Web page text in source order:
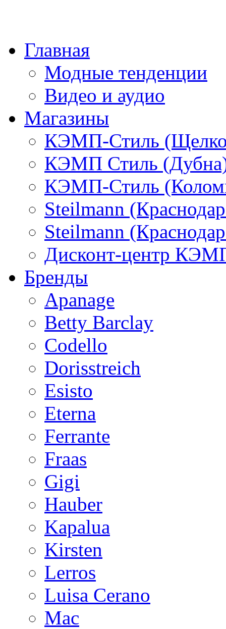
Главная
Модные тенденции
Видео и аудио
Магазины
КЭМП-Стиль
КЭМП Стиль
КЭМП-Стиль
Steilmann
Steilmann
Дисконт-центр
Бренды
Apanage
Betty Barclay
Codello
Dorisstreich
Esisto
Eterna
Ferrante
Fraas
Gigi
Hauber
Kapalua
Kirsten
Lerros
Luisa Cerano
Mac